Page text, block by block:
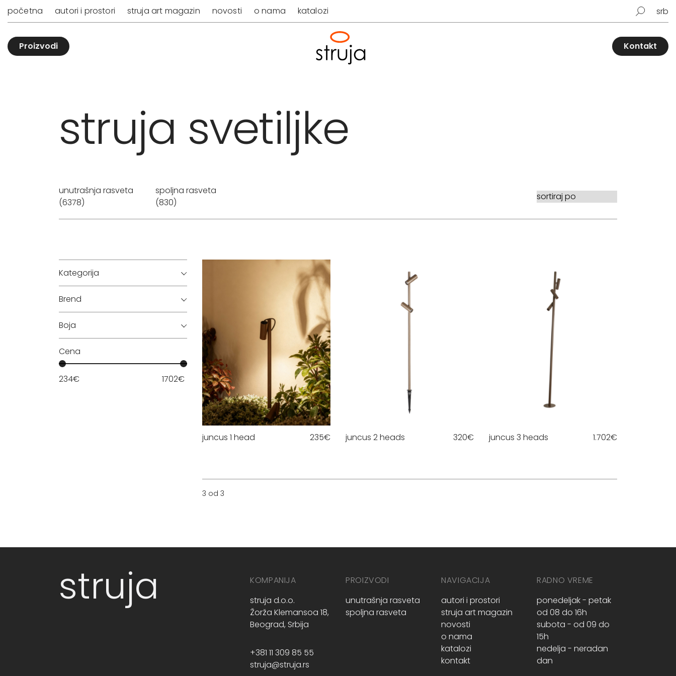
početna autori i prostori struja art magazin novosti o nama katalozi srb
Proizvodi Kontakt
struja svetiljke
unutrašnja rasveta
(6378)
spoljna rasveta
(830)
Kategorija
Brend
Boja
Cena
234€ 1702€
juncus 1 head 235€ juncus 2 heads 320€ juncus 3 heads 1.702€
3 od 3
struja
KOMPANIJA
struja d.o.o.
Žorža Klemansoa 18,
Beograd, Srbija
+381 11 309 85 55
struja@struja.rs
PROIZVODI
unutrašnja rasveta
spoljna rasveta
NAVIGACIJA
autori i prostori
struja art magazin
novosti
o nama
katalozi
kontakt
RADNO VREME
ponedeljak - petak
od 08 do 16h
subota - od 09 do
15h
nedelja - neradan
dan